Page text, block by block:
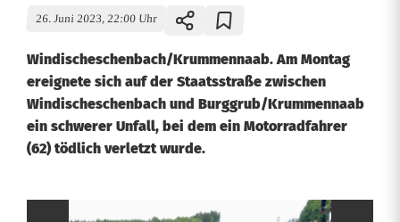
26. Juni 2023, 22:00 Uhr
Windischeschenbach/Krummennaab. Am Montag
ereignete sich auf der Staatsstraße zwischen
Windischeschenbach und Burggrub/Krummennaab
ein schwerer Unfall, bei dem ein Motorradfahrer
(62) tödlich verletzt wurde.